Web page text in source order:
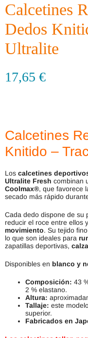
Calcetines
Dedos
Ultralite
17,65 €
Calcetines
Knitido –
Los calcetines
Ultralite Fresh combinan
Coolmax®, que favorece
secado más rápido
Cada dedo dispone de su
reducir el roce entre ellos
movimiento. Su tejido
lo que son ideales para
zapatillas deportivas,
Disponibles en blanco y
Composición: 43
2 % elastano.
Altura:
Tallaje: este
superior.
Fabricados en